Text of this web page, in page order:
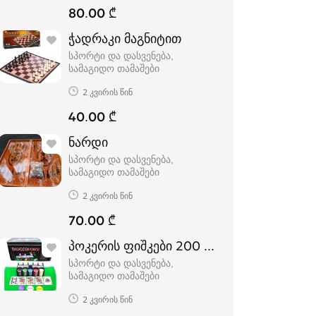
80.00 ₾
ჭადრაკი მაგნიტით
სპორტი და დასვენება,
სამაგიდო თამაშები
2 კვირის წინ
40.00 ₾
ნარდი
სპორტი და დასვენება,
სამაგიდო თამაშები
2 კვირის წინ
70.00 ₾
პოკერის ფიშკები 200 ცალიანი poker
სპორტი და დასვენება,
სამაგიდო თამაშები
2 კვირის წინ